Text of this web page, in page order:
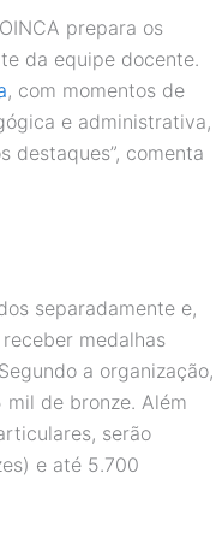
prepara os
da equipe docente.
, com momentos de
e administrativa,
destaques”, comenta
separadamente e,
medalhas
a organização,
de bronze. Além
serão
e até 5.700